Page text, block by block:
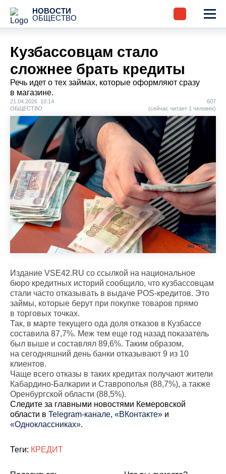
НОВОСТИ
ОБЩЕСТВО
Кузбассовцам стало
сложнее брать кредиты
Речь идет о тех займах, которые оформляют сразу
в магазине.
21.04.2026 10:14
ОБЩЕСТВО
607
(сейчас читает 1 человек)
Издание VSE42.RU со ссылкой на национальное
бюро кредитных историй сообщило, что кузбассовцам
стали часто отказывать в выдаче POS-кредитов. Это
займы, которые берут при покупке товаров прямо
в торговых точках.
Так, в марте текущего ода доля отказов в Кузбассе
составила 87,7%. Меж тем еще год назад показатель
был выше и составлял 89,6%. Таким образом,
на сегодняшний день банки отказывают 9 из 10
клиентов.
Чаще всего отказы в таких кредитах получают жители
Кабардино-Балкарии и Ставрополья (88,7%), а также
Оренбургской области (88,5%).
Cледите за главными новостями Кемеровской
области в Telegram-канале, «ВКонтакте» и
«Одноклассниках».
Теги: КРЕДИТ